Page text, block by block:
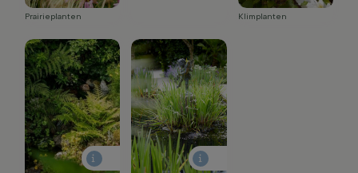
Prairieplanten Klimplanten